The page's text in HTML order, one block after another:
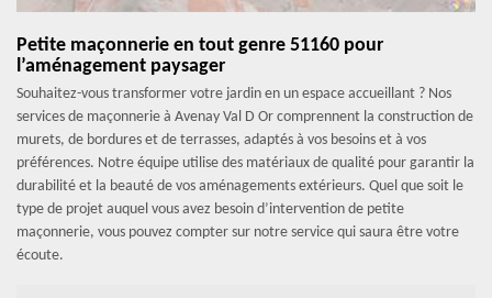
Petite maçonnerie en tout genre 51160 pour
l’aménagement paysager
Souhaitez-vous transformer votre jardin en un espace accueillant ? Nos
services de maçonnerie à Avenay Val D Or comprennent la construction de
murets, de bordures et de terrasses, adaptés à vos besoins et à vos
préférences. Notre équipe utilise des matériaux de qualité pour garantir la
durabilité et la beauté de vos aménagements extérieurs. Quel que soit le
type de projet auquel vous avez besoin d’intervention de petite
maçonnerie, vous pouvez compter sur notre service qui saura être votre
écoute.